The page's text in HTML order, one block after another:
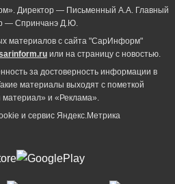
Директор — Письменный А.А. Главный
— Спринчанэ Д.Ю.
материалов с сайта "СарИнформ"
или на страницу с новостью.
за достоверность информации в
материалы выходят с пометкой
и «Реклама».
и сервиc Яндекс.Метрика